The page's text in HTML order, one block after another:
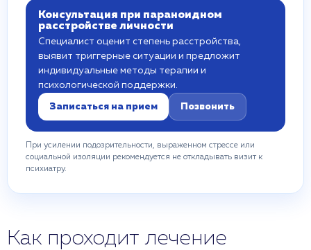
Консультация при параноидном
расстройстве личности
Специалист оценит степень расстройства,
выявит триггерные ситуации и предложит
индивидуальные методы терапии и
психологической поддержки.
Записаться на прием Позвонить
При усилении подозрительности, выраженном стрессе или
социальной изоляции рекомендуется не откладывать визит к
психиатру.
Как проходит лечение